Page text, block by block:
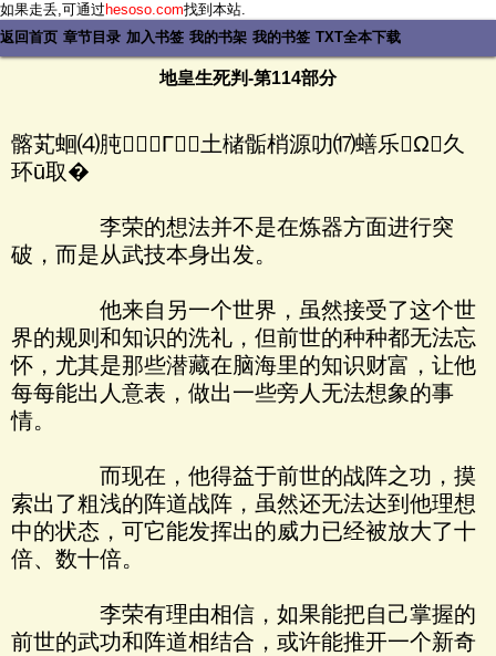
如果走丢,可通过hesoso.com找到本站.
返回首页 章节目录 加入书签 我的书架 我的书签 TXT全本下载
地皇生死判-第114部分
髂芄蛔⑷肫Γ土槠骺梢源叻⒄蟮乐Ω久
环ū取�
李荣的想法并不是在炼器方面进行突
破，而是从武技本身出发。
他来自另一个世界，虽然接受了这个世
界的规则和知识的洗礼，但前世的种种都无法忘
怀，尤其是那些潜藏在脑海里的知识财富，让他
每每能出人意表，做出一些旁人无法想象的事
情。
而现在，他得益于前世的战阵之功，摸
索出了粗浅的阵道战阵，虽然还无法达到他理想
中的状态，可它能发挥出的威力已经被放大了十
倍、数十倍。
李荣有理由相信，如果能把自己掌握的
前世的武功和阵道相结合，或许能推开一个新奇